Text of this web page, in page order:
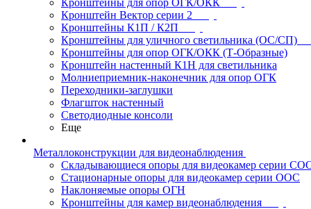
Кронштейны для опор ОГК/ОКК
Кронштейн Вектор серии 2
Кронштейны К1П / К2П
Кронштейны для уличного светильника (ОС/СП)
Кронштейны для опор ОГК/ОКК (Т-Образные)
Кронштейн настенный К1Н для светильника
Молниеприемник-наконечник для опор ОГК
Переходники-заглушки
Флагшток настенный
Светодиодные консоли
Еще
Металлоконструкции для видеонаблюдения
Складывающиеся опоры для видеокамер серии
Стационарные опоры для видеокамер серии ООС
Наклоняемые опоры ОГН
Кронштейны для камер видеонаблюдения